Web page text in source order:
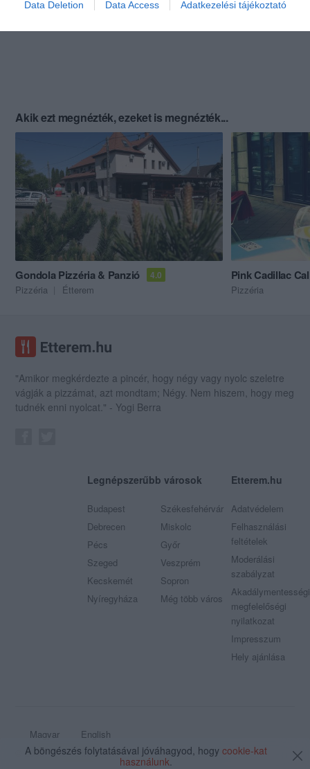
Data Deletion Data Access Adatkezelési tájékoztató
Akik ezt megnézték, ezeket is megnézték...
Gondola Pizzéria & Panzió 4.0
Pizzéria Étterem
Pink Cadillac
Pizzéria
"Amikor megkérdezte a pincér, hogy négy vagy nyolc szeletre
vágják a pizzámat, azt mondtam; Négy. Nem hiszem, hogy meg
tudnék enni nyolcat." - Yogi Berra
Legnépszerűbb városok
Budapest
Debrecen
Pécs
Szeged
Kecskemét
Nyíregyháza
Székesfehérvár
Miskolc
Győr
Veszprém
Sopron
Még több város
Etterem.hu
Adatvédelem
Felhasználási
feltételek
Moderálási
szabályzat
Akadálymentességi
megfelelőségi
nyilatkozat
Impresszum
Hely ajánlása
Magyar
English
© 2009 - 2026 Etterem.hu - Minden jog fenntartva
A böngészés folytatásával jóváhagyod, hogy cookie-kat
használunk.